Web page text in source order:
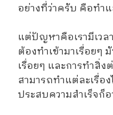
อย่างที่ว่าครับ คือทำ
แต่ปัญหาคือเรามีเวล
ต้องทำเข้ามาเรื่อยๆ
เรื่อยๆ และการทำสิ่ง
สามารถทำแต่ละเรื่อ
ประสบความสำเร็จก็